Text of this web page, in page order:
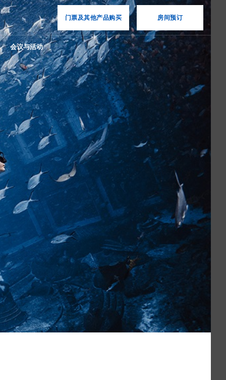
门票及其他产品购买 房间预订
会议与活动